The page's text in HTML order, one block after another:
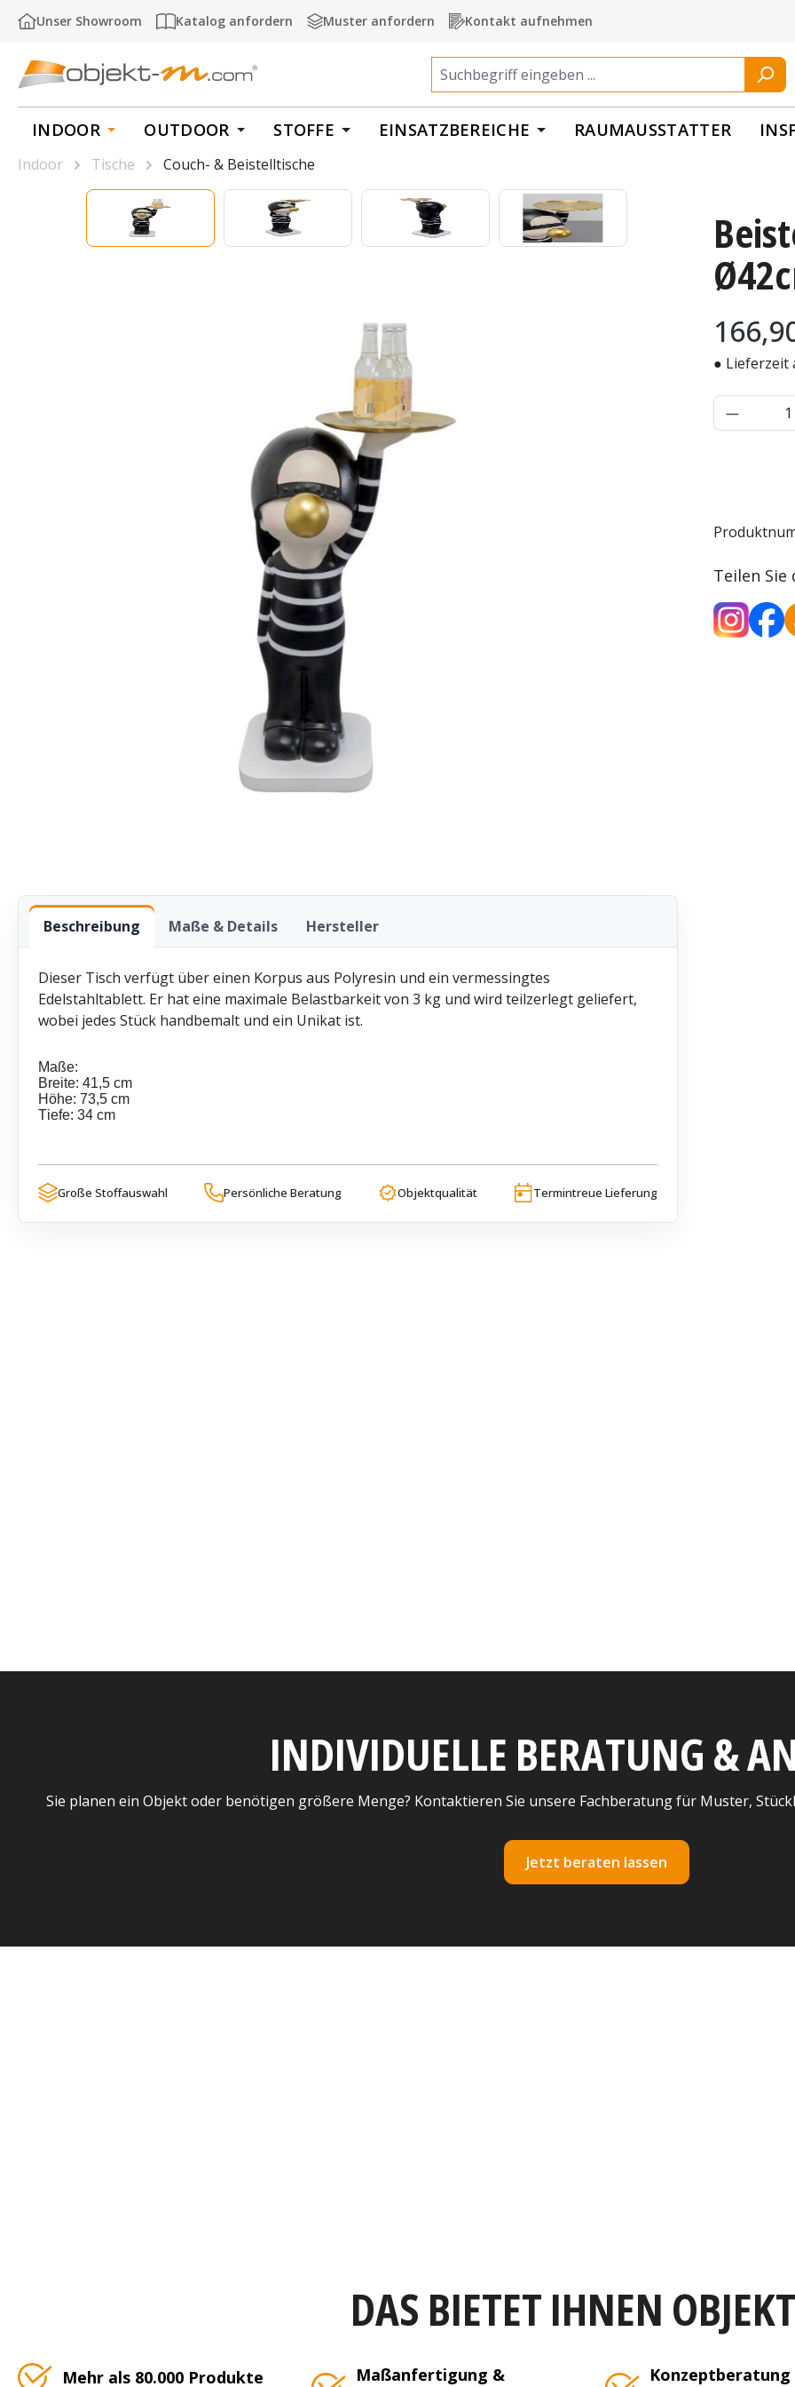
Hauptinhalt springen
Zur Suche springen
Zur Hauptnavigation springen
Unser Showroom Katalog anfordern Muster anfordern Kontakt aufnehmen
INDOOR OUTDOOR STOFFE EINSATZBEREICHE RAUMAUSSTATTER
Regulärer
● Lieferzeit
Teilen Sie
Indoor Tische
Couch- & Beistelltische
Bildergalerie überspringen
Beschreibung Maße & Details Hersteller
Dieser Tisch verfügt über einen Korpus aus Polyresin und ein vermessingtes
Edelstahltablett. Er hat eine maximale Belastbarkeit von 3 kg und wird teilzerlegt geliefert,
wobei jedes Stück handbemalt und ein Unikat ist.
Maße:
Breite: 41,5 cm
Höhe: 73,5 cm
Tiefe: 34 cm
Große Stoffauswahl Persönliche Beratung Objektqualität Termintreue Lieferung
INDIVIDUELLE BERATUNG &
Sie planen ein Objekt oder benötigen größere Menge? Kontaktieren Sie unsere Fachberatung für Muster,
Jetzt beraten lassen
DAS BIETET IHNEN
Mehr als 80.000 Produkte
Maßanfertigung &
Konzeptberatung